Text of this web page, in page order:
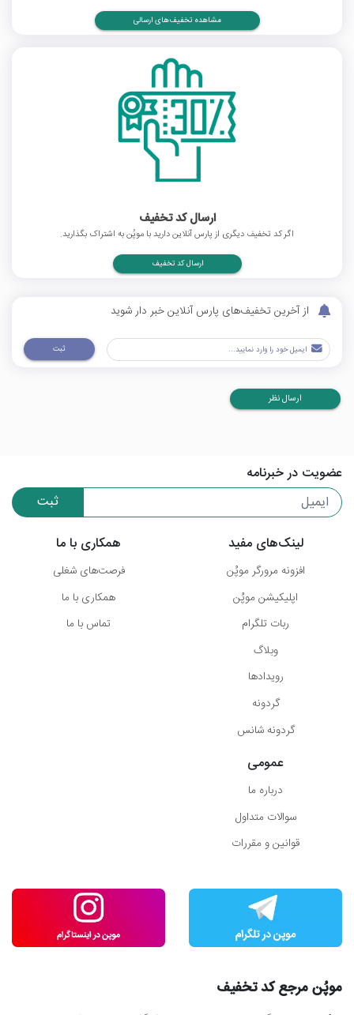
مشاهده تخفیف‌های ارسالی
ارسال کد تخفیف
اگر کد تخفیف دیگری از پارس آنلاین دارید با موپُن به اشتراک بگذارید.
ارسال کد تخفیف
از آخرین تخفیف‌های پارس آنلاین خبر دار شوید
ثبت
ارسال نظر
عضویت در خبرنامه
ثبت
لینک‌های مفید
افزونه مرورگر موپُن
اپلیکیشن موپُن
ربات تلگرام
وبلاگ
رویدادها
گردونه
گردونه شانس
همکاری با ما
فرصت‌های شغلی
همکاری با ما
تماس با ما
عمومی
درباره ما
سوالات متداول
قوانین و مقررات
موپُن مرجع کد تخفیف